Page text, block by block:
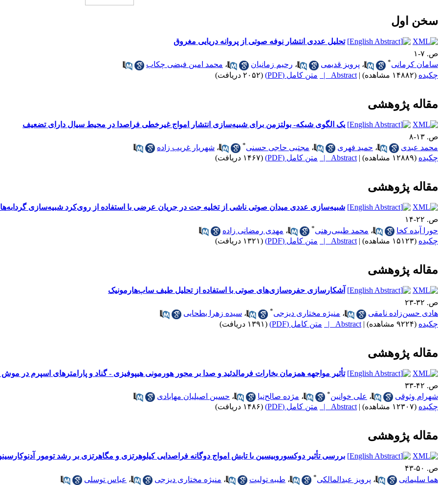
سخن اول
تحلیل عددی انتشار نوفه صوتی از پروانه دریایی مغروق
ص. ۷-۱
سامان کرمانی* ، پرویز قدیمی ، رحیم زمانیان ، محمد امین فیضی چکاب
چکیده (۱۴۸۸۲ مشاهده) |
Abstract | متن کامل (PDF) (۲۰۵۲ دریافت)
مقاله پژوهشی
یک الگوی شبکه- بولتزمن برای شبیه‌سازی انتشار امواج غیرخطی فراصدا در محیط سیال دارای تضعیف
ص. ۱۳-۸
محمد عبدی
، حمید فهری ، مجتبی حاجی حسنی* ، شهریار غریب زاده
چکیده (۱۲۸۸۹ مشاهده) |
Abstract | متن کامل (PDF) (۱۴۶۷ دریافت)
مقاله پژوهشی
شبیه‌سازی عددی میدان صوتی ناشی از تخلیه جت در جریان عرضی با استفاده از روی‌کرد شبیه‌سازی
ص. ۲۲-۱۴
حورا آبده کخا
، محمد طیبی‌رهنی* ، مهدی رمضانی زاده
چکیده (۱۵۱۲۳ مشاهده) |
Abstract | متن کامل (PDF) (۱۳۲۱ دریافت)
مقاله پژوهشی
آشکارسازی حفره‌سازی‌های صوتی با استفاده از تحلیل طیف ساب‌هارمونیک
ص. ۳۲-۲۳
هادی حسن‌زاده نامقی
، منیژه مختاری دیزجی* ، سیده زهرا بطحایی
چکیده (۹۲۲۴ مشاهده) |
Abstract | متن کامل (PDF) (۱۳۹۱ دریافت)
مقاله پژوهشی
تأثیر مواجهه همزمان بخارات فرمالدئید و صدا بر محور هورمونی هیپوفیزی - گناد و پارامترهای اسپرم در
ص. ۴۲-۳۳
شهرام وثوقی
، علی خوانین* ، مژده صالح‌نیا ، حسین اصیلیان مهابادی
چکیده (۱۲۳۰۷ مشاهده) |
Abstract | متن کامل (PDF) (۱۴۸۶ دریافت)
مقاله پژوهشی
بررسی تأثیر دوکسوروبیسین با تابش امواج دوگانه فراصدایی کیلوهرتزی و مگاهرتزی بر رشد تومور
ص. ۵۰-۴۳
هما سلیمانی
، پرویز عبدالمالکی* ، طیبه تولیت ، منیژه مختاری دیزجی ، عباس توسلی